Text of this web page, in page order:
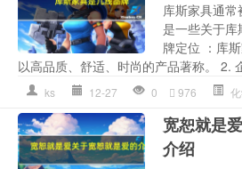
库斯家具通
是一些关于
牌定位 ：库
以高品质、舒适、时尚的产品著称。 2.
ks 12-27 0 976
宽恕就是
介绍